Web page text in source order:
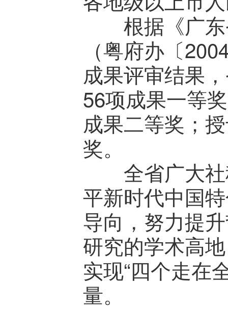
根据《广东
（粤府办〔
成果评审结果
56项成果一等
成果二等奖；
奖。
全省广大社
平新时代中国
导向，努力提
研究的学术高
实现“四个走在
量。